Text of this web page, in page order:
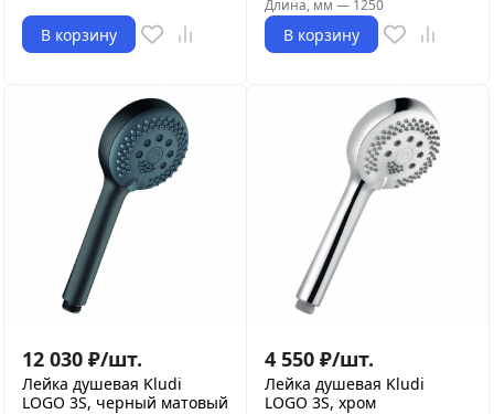
В корзину
Длина, мм — 1250
В корзину
12 030 ₽/шт.
Лейка душевая Kludi
LOGO 3S, черный матовый
4 550 ₽/шт.
Лейка душевая Kludi
LOGO 3S, хром